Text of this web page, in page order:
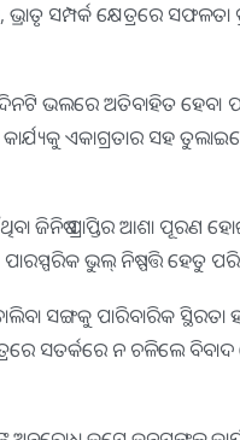
ଭ୍ରାତୃ ସମ୍ପର୍କ କ୍ଷେତ୍ରରେ
ଭଲରେ ଅତିବାହିତ ହେବ।
ଏକାଗ୍ରତାର ସହ
ଜିନିଷ ପ୍ରାପ୍ତିର ଆଶା ପୂରଣ
ଭୁଲ୍‌ ନିଷ୍ପତ୍ତି ହେତୁ
ସଙ୍ଗକୁ ପାରିବାରିକ
ସତର୍କରେ ନ ଚଳିଲେ